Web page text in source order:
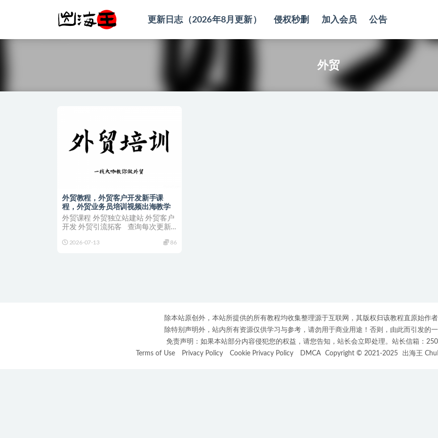
更新日志（2026年8月更新） 侵权秒删 加入会员 公告
外贸
外贸教程，外贸客户开发新手课
程，外贸业务员培训视频出海教学
外贸课程 外贸独立站建站 外贸客户
开发 外贸引流拓客 查询每次更新
2026-07-13 86
除本站原创外，本站所提供的所有教程均收集整理源于互联网，其版权归该教程直原始作
除特别声明外，站内所有资源仅供学习与参考，请勿用于商业用途！否则，由此而引发的
免责声明：如果本站部分内容侵犯您的权益，请您告知，站长会立即处理。站长信箱：
Terms of Use
Privacy Policy Cookie Privacy Policy DMCA Copyright © 2021-2025 出海王